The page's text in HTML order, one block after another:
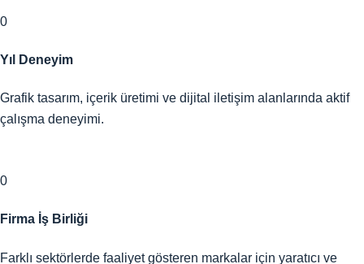
0
Yıl Deneyim
Grafik tasarım, içerik üretimi ve dijital iletişim alanlarında aktif
çalışma deneyimi.
0
Firma İş Birliği
Farklı sektörlerde faaliyet gösteren markalar için yaratıcı ve